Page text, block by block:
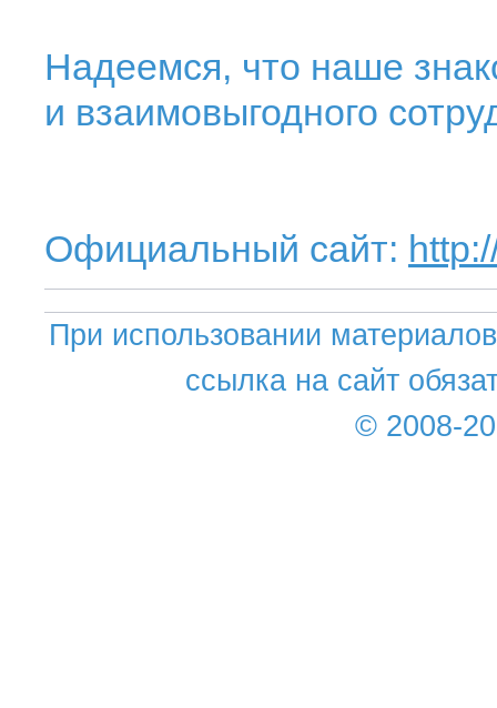
Надеемся, что наше
и взаимовыгодного
Официальный сайт:
При использовании
ссылка на сайт
© 2008-